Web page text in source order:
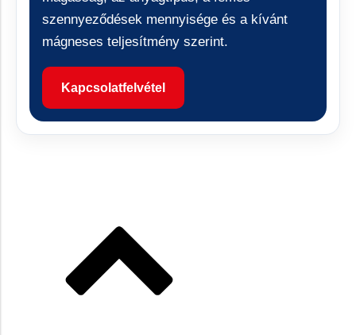
szennyeződések mennyisége és a kívánt
mágneses teljesítmény szerint.
Kapcsolatfelvétel